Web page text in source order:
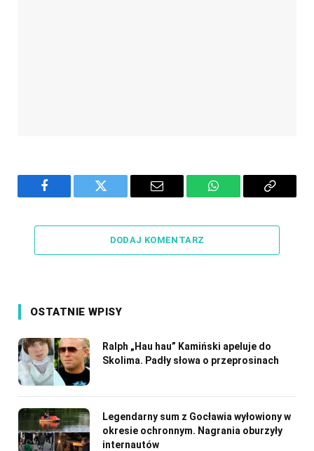
Facebook Twitter Email WhatsAppCopy
DODAJ KOMENTARZ
OSTATNIE WPISY
Ralph „Hau hau” Kamiński apeluje do
Skolima. Padły słowa o przeprosinach
Legendarny sum z Gocławia wyłowiony w
okresie ochronnym. Nagrania oburzyły
internautów